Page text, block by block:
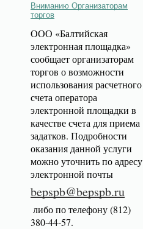
Вниманию Организаторам
торгов
ООО «Балтийская
электронная площадка»
сообщает организаторам
торгов о возможности
использования расчетного
счета оператора
электронной площадки в
качестве счета для приема
задатков. Подробности
оказания данной услуги
можно уточнить по адресу
электронной почты
bepspb@bepspb.ru
либо по телефону (812)
380-44-57.